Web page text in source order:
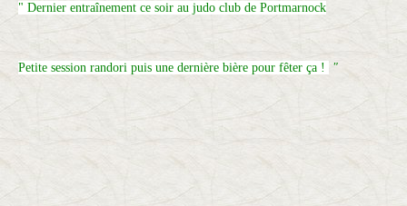
" Dernier entraînement ce soir au judo club de Portmarnock
Petite session randori puis une dernière bière pour fêter ça ! "